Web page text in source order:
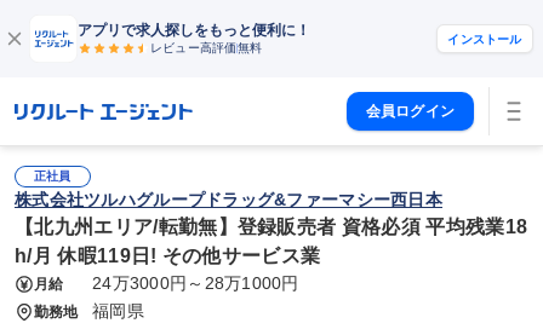
アプリで求人探しをもっと便利に！
レビュー高評価無料
インストール
会員ログイン
正社員
株式会社ツルハグループドラッグ&ファーマシー西日本
【北九州エリア/転勤無】登録販売者 資格必須 平均残業18
h/月 休暇119日! その他サービス業
月給 24万3000円～28万1000円
勤務地 福岡県